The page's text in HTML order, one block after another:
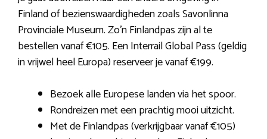
Finland of bezienswaardigheden zoals Savonlinna
Provinciale Museum. Zo’n Finlandpas zijn al te
bestellen vanaf €105. Een Interrail Global Pass (geldig
in vrijwel heel Europa) reserveer je vanaf €199.
Bezoek alle Europese landen via het spoor.
Rondreizen met een prachtig mooi uitzicht.
Met de Finlandpas (verkrijgbaar vanaf €105)